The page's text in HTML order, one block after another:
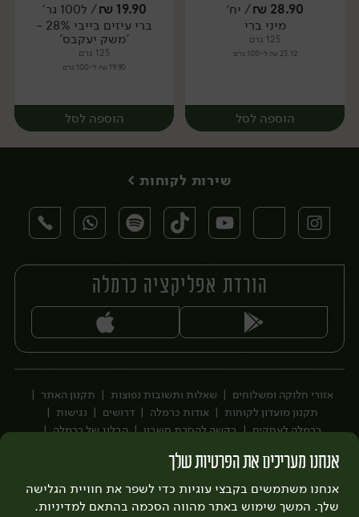
יח׳ יח׳
28.90
₪/ יח׳
מיני ברי
125 גרם
23.12 ₪ ל-100 גרם
הוספה לסל
יח׳
19.90
₪/ ל100 גר'
ברי עיזים בייבי 28% -
'משק יעקבס'
125 גרם
19.90 ₪ ל-100 גרם
הוספה לסל
יח׳
אנחנו מעריכים את הפרטיות שלך
אנחנו משתמשים בקבצי עוגיות כדי לשפר את חוויית הגלישה
שלך. המשך שימוש באתר מהווה הסכמה בהתאם למדיניות.
שירות לקוחות >
הורדת אפליקציה כרמלה
אזורי חלוקה ומשלוחים שאלות ותשובות נפוצות
תקנון האתר
תקנון מועדון לקוחות
אודות כרמלה דרושים
נגישות
כרמלה לעסקים
בקשה להסרת חשבון
הבלוג של כרמלה
עיצוב:3bearsפיתוח:Quatro